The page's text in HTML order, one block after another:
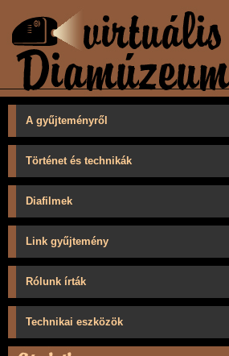
A gyűjteményről
Történet és technikák
Diafilmek
Link gyűjtemény
Rólunk írták
Technikai eszközök